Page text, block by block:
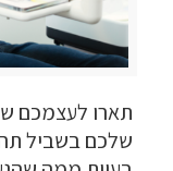
תארו לעצמכם
שלכם בשביל